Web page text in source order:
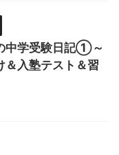
中学受験日記①～
＆入塾テスト＆習